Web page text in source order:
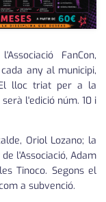
FanCon,
any al municipi,
El lloc triat per a la
l'edició núm. 10 i
Oriol Lozano; la
l'Associació, Adam
Tinoco. Segons el
a subvenció.